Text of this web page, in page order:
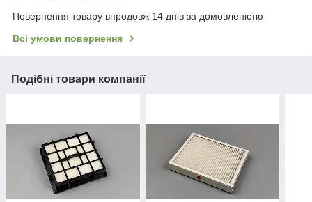
Повернення товару впродовж 14 днів за домовленістю
Всі умови повернення
Подібні товари компанії